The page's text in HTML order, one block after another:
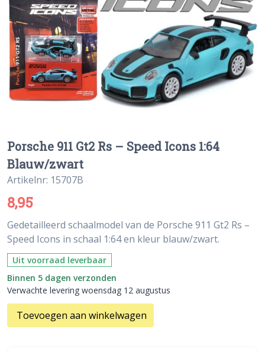
Porsche 911 Gt2 Rs – Speed Icons 1:64
Blauw/zwart
Artikelnr: 15707B
8,95
Gedetailleerd schaalmodel van de Porsche 911 Gt2 Rs –
Speed Icons in schaal 1:64 en kleur blauw/zwart.
Uit voorraad leverbaar
Binnen 5 dagen verzonden
Verwachte levering woensdag 12 augustus
Toevoegen aan winkelwagen